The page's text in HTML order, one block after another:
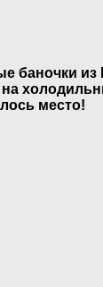
баночки
место!